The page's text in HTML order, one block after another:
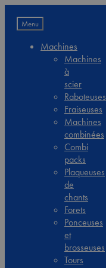
Menu
Machines
Machines
à
scier
Raboteuses
Fraiseuses
Machines
combinées
Combi
packs
Plaqueuses
de
chants
Forets
Ponceuses
et
brosseuses
Tours